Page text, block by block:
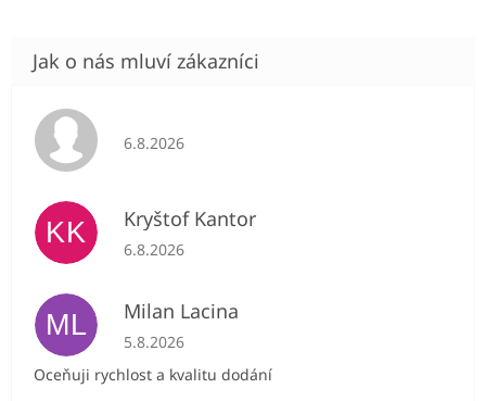
Hodnocení obchodu je 5 z 5 hvězdiček.
6.8.2026
KK Kryštof Kantor
Hodnocení obchodu je 5 z 5 hvězdiček.
6.8.2026
ML Milan Lacina
Hodnocení obchodu je 5 z 5 hvězdiček.
5.8.2026
Oceňuji rychlost a kvalitu dodání